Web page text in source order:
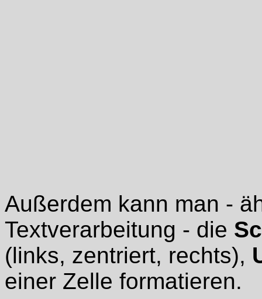
Außerdem kann man -
Textverarbeitung - die
(links, zentriert, rechts),
einer Zelle formatieren.